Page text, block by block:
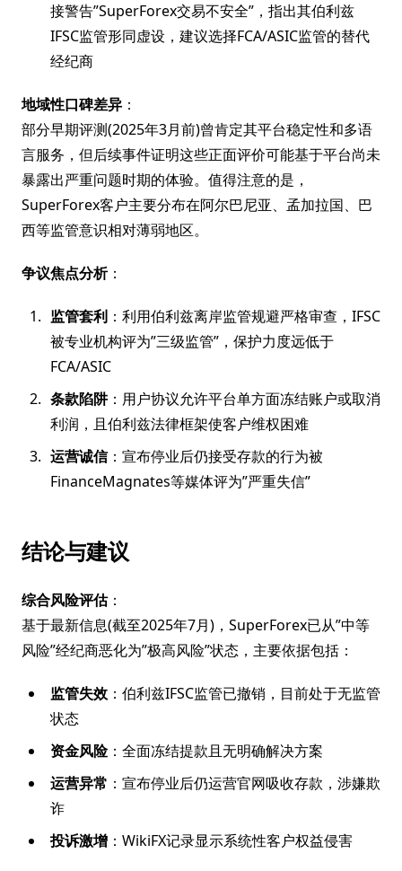
接警告”SuperForex交易不安全”，指出其伯利兹
IFSC监管形同虚设，建议选择FCA/ASIC监管的替代
经纪商
地域性口碑差异 ：
部分早期评测(2025年3月前)曾肯定其平台稳定性和多语
言服务，但后续事件证明这些正面评价可能基于平台尚未
暴露出严重问题时期的体验。值得注意的是，
SuperForex客户主要分布在阿尔巴尼亚、孟加拉国、巴
西等监管意识相对薄弱地区。
争议焦点分析：
监管套利 ：利用伯利兹离岸监管规避严格审查，IFSC
被专业机构评为”三级监管”，保护力度远低于
FCA/ASIC
条款陷阱：用户协议允许平台单方面冻结账户或取消
利润，且伯利兹法律框架使客户维权困难
运营诚信：宣布停业后仍接受存款的行为被
FinanceMagnates等媒体评为”严重失信”
结论与建议
综合风险评估：
基于最新信息(截至2025年7月)，SuperForex已从”中等
风险”经纪商恶化为”极高风险”状态，主要依据包括：
监管失效 ：伯利兹IFSC监管已撤销，目前处于无监管
状态
资金风险：全面冻结提款且无明确解决方案
运营异常 ：宣布停业后仍运营官网吸收存款，涉嫌欺
诈
投诉激增 ：WikiFX记录显示系统性客户权益侵害